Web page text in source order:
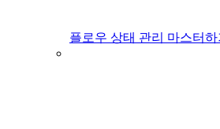
플로우 상태 관리 마스터하